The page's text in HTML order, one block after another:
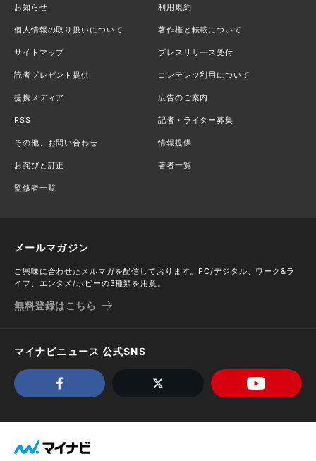
お知らせ 利用規約
個人情報の取り扱いについて 著作権と転載について
サイトマップ プレスリリース受付
読者プレゼント提供 コンテンツ利用について
提携メディア 広告のご案内
RSS 記者・ライター募集
その他、お問い合わせ 情報提供
お詫びと訂正 著者一覧
監修者一覧
メールマガジン
ご興味に合わせたメルマガを配信しております。PC/デジタル、ワーク&ラ
イフ、エンタメ/ホビーの3種類を用意。
無料登録はこちら
マイナビニュース 公式SNS